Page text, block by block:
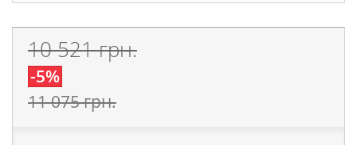
10 521 грн.
-5%
11 075 грн.